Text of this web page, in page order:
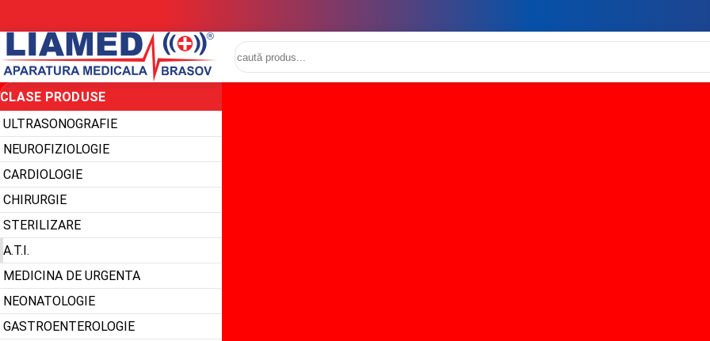
CLASE PRODUSE
ULTRASONOGRAFIE
NEUROFIZIOLOGIE
CARDIOLOGIE
CHIRURGIE
STERILIZARE
A.T.I.
MEDICINA DE URGENTA
NEONATOLOGIE
GASTROENTEROLOGIE